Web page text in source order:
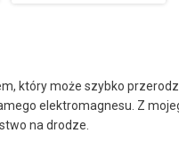
który może szybko
elektromagnesu. Z
na drodze.